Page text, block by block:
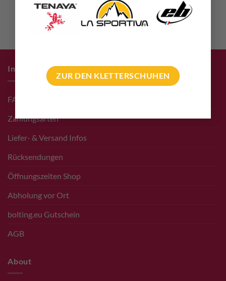
ZUR DEN KLETTERSCHUHEN
Infos zum Einkauf
FAQ
Zahlungsarten
Liefer- & Versand Infos
Rücksendungen
Öffnungszeiten Shop
Abholung vor Ort
bolting.eu Gutschein
AGB
About